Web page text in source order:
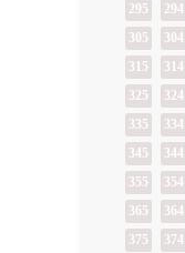
294
295
304
305
314
315
324
325
334
335
344
345
354
355
364
365
374
375